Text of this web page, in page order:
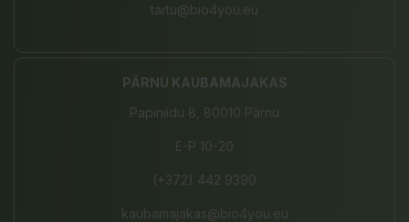
tartu@bio4you.eu
PÄRNU KAUBAMAJAKAS
Papiniidu 8, 80010 Pärnu
E-P 10-20
(+372) 442 9390
kaubamajakas@bio4you.eu